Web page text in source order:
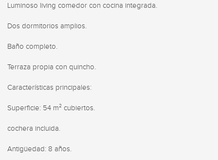
Luminoso living comedor con cocina integrada.
Dos dormitorios amplios.
Baño completo.
Terraza propia con quincho.
Características principales:
Superficie: 54 m² cubiertos.
cochera incluida.
Antigüedad: 8 años.